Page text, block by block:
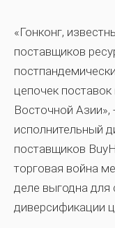
«Гонконг,
поставщиков
цепочек
Восточной
исполнительный
поставщиков
торговая война
деле выгодна для
диверсификации